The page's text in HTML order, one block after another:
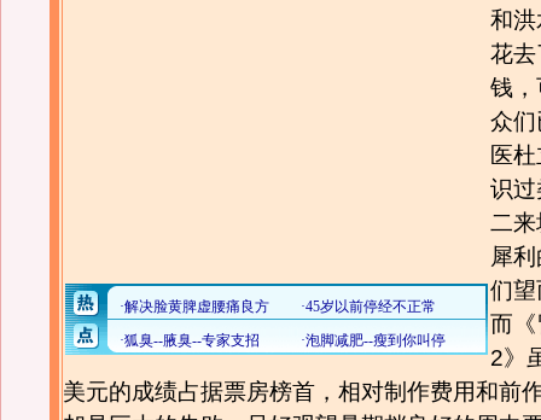
和
花
钱
众
医
识
二
犀
们
而
2》
美元的成绩占据票房榜首，相对制作费用和前